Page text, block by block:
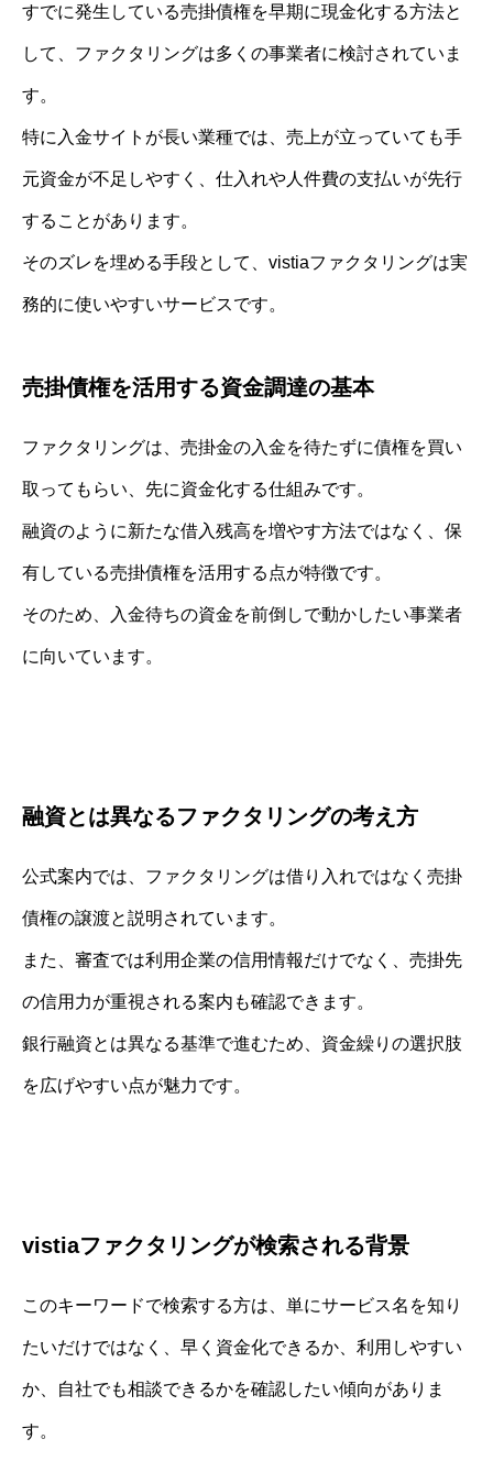
すでに発生している売掛債権を早期に現金化する方法と
して、ファクタリングは多くの事業者に検討されていま
す。
特に入金サイトが長い業種では、売上が立っていても手
元資金が不足しやすく、仕入れや人件費の支払いが先行
することがあります。
そのズレを埋める手段として、vistiaファクタリングは実
務的に使いやすいサービスです。
売掛債権を活用する資金調達の基本
ファクタリングは、売掛金の入金を待たずに債権を買い
取ってもらい、先に資金化する仕組みです。
融資のように新たな借入残高を増やす方法ではなく、保
有している売掛債権を活用する点が特徴です。
そのため、入金待ちの資金を前倒しで動かしたい事業者
に向いています。
融資とは異なるファクタリングの考え方
公式案内では、ファクタリングは借り入れではなく売掛
債権の譲渡と説明されています。
また、審査では利用企業の信用情報だけでなく、売掛先
の信用力が重視される案内も確認できます。
銀行融資とは異なる基準で進むため、資金繰りの選択肢
を広げやすい点が魅力です。
vistiaファクタリングが検索される背景
このキーワードで検索する方は、単にサービス名を知り
たいだけではなく、早く資金化できるか、利用しやすい
か、自社でも相談できるかを確認したい傾向がありま
す。